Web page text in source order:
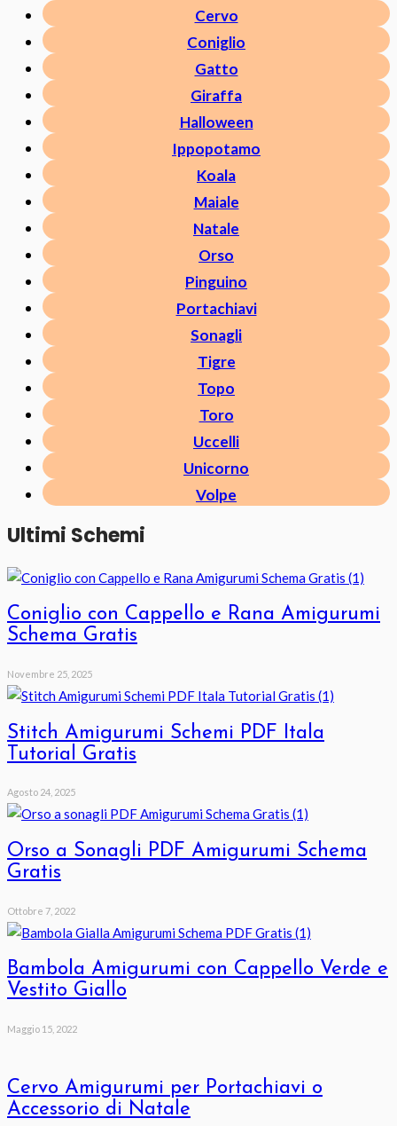
Cervo
Coniglio
Gatto
Giraffa
Halloween
Ippopotamo
Koala
Maiale
Natale
Orso
Pinguino
Portachiavi
Sonagli
Tigre
Topo
Toro
Uccelli
Unicorno
Volpe
Ultimi Schemi
Coniglio con Cappello e Rana Amigurumi
Schema Gratis
Novembre 25, 2025
Stitch Amigurumi Schemi PDF Itala
Tutorial Gratis
Agosto 24, 2025
Orso a Sonagli PDF Amigurumi Schema
Gratis
Ottobre 7, 2022
Bambola Amigurumi con Cappello Verde e
Vestito Giallo
Maggio 15, 2022
Cervo Amigurumi per Portachiavi o
Accessorio di Natale